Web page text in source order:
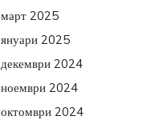
март 2025
януари 2025
декември 2024
ноември 2024
октомври 2024